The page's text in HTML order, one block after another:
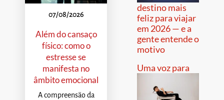
07/08/2026
Além do cansaço
físico: como o
estresse se
manifesta no
âmbito emocional
A compreensão da
destino mais
feliz para viajar
em 2026 — e a
gente entende o
motivo
Uma voz para